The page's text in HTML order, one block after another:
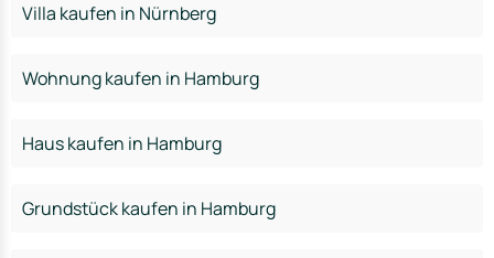
Villa kaufen in Nürnberg
Wohnung kaufen in Hamburg
Haus kaufen in Hamburg
Grundstück kaufen in Hamburg